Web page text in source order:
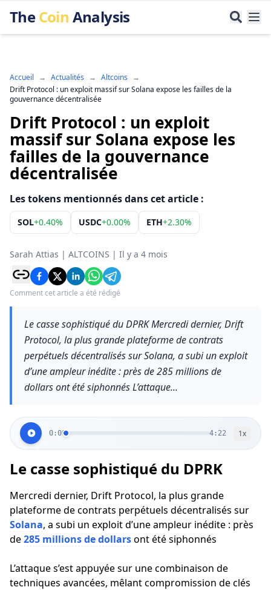
TheCoin Analysis
Accueil → Actualités → Altcoins
→
Drift Protocol : un exploit massif sur Solana expose les failles de la
gouvernance décentralisée
Drift Protocol : un exploit
massif sur Solana expose les
failles de la gouvernance
décentralisée
Les tokens mentionnés dans cet article :
SOL+0.40% USDC+0.00% ETH+2.30%
Sarah Attias | ALTCOINS | Il y a 4 mois
Comment cet article a été rédigé
Le casse sophistiqué du DPRK Mercredi dernier, Drift
Protocol, la plus grande plateforme de contrats
perpétuels décentralisés sur Solana, a subi un exploit
d’une ampleur inédite : près de 285 millions de
dollars ont été siphonnés L’attaque...
0:00 4:22 1x
Le casse sophistiqué du DPRK
Mercredi dernier, Drift Protocol, la plus grande
plateforme de contrats perpétuels décentralisés sur
Solana, a subi un exploit d’une ampleur inédite : près
de285 millions de dollarsont été siphonnés
L’attaque s’est appuyée sur une combinaison de
techniques avancées, mêlant compromission de clés